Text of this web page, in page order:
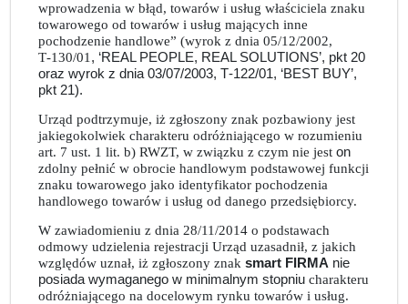
wprowadzenia w błąd, towarów i usług właściciela znaku
towarowego od towarów i usług mających inne
pochodzenie handlowe” (wyrok z dnia 05/12/2002,
T‑130/01 , ‘REAL PEOPLE, REAL SOLUTIONS’, pkt 20
oraz wyrok z dnia 03/07/2003, T‑122/01, ‘BEST BUY’,
pkt 21).
Urząd podtrzymuje, iż zgłoszony znak pozbawiony jest
jakiegokolwiek charakteru odróżniającego w rozumieniu
art. 7 ust. 1 lit. b) RWZT, w związku z czym nie jest on
zdolny pełnić w obrocie handlowym podstawowej funkcji
znaku towarowego jako identyfikator pochodzenia
handlowego towarów i usług od danego przedsiębiorcy.
W zawiadomieniu z dnia 28/11/2014 o podstawach
odmowy udzielenia rejestracji Urząd uzasadnił, z jakich
względów uznał, iż zgłoszony znak smart FIRMA nie
posiada wymaganego w minimalnym stopniu charakteru
odróżniającego na docelowym rynku towarów i usług.